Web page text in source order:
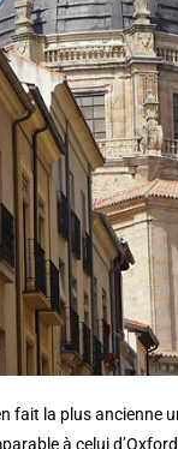
fait la plus ancienne
à celui